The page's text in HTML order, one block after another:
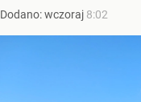
Dodano:wczoraj 8:02